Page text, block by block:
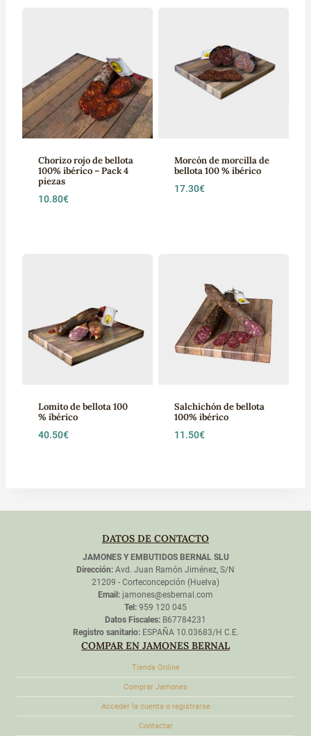
Chorizo rojo de bellota
100% ibérico – Pack 4
piezas
10.80€
Morcón de morcilla de
bellota 100 % ibérico
17.30€
Lomito de bellota 100
% ibérico
40.50€
Salchichón de bellota
100% ibérico
11.50€
DATOS DE CONTACTO
JAMONES Y EMBUTIDOS BERNAL SLU
Dirección: Avd. Juan Ramón Jiménez, S/N
21209 - Corteconcepción (Huelva)
Email: jamones@esbernal.com
Tel: 959 120 045
Datos Fiscales: B67784231
Registro sanitario:ESPAÑA 10.03683/H C.E.
COMPAR EN JAMONES BERNAL
Tienda Online
Comprar Jamones
Acceder la cuenta o registrarse
Contactar